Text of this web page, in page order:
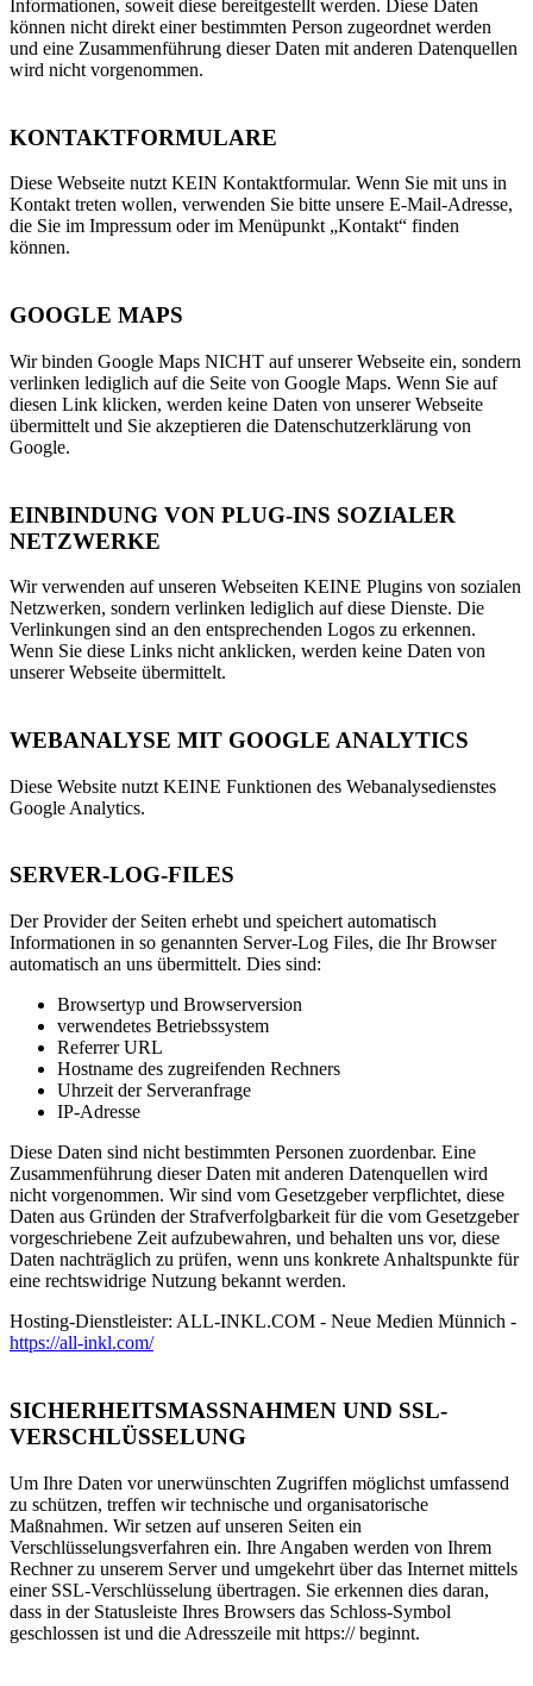
Informationen, soweit diese bereitgestellt werden. Diese Daten
können nicht direkt einer bestimmten Person zugeordnet werden
und eine Zusammenführung dieser Daten mit anderen Datenquellen
wird nicht vorgenommen.
KONTAKTFORMULARE
Diese Webseite nutzt KEIN Kontaktformular. Wenn Sie mit uns in
Kontakt treten wollen, verwenden Sie bitte unsere E-Mail-Adresse,
die Sie im Impressum oder im Menüpunkt „Kontakt“ finden
können.
GOOGLE MAPS
Wir binden Google Maps NICHT auf unserer Webseite ein, sondern
verlinken lediglich auf die Seite von Google Maps. Wenn Sie auf
diesen Link klicken, werden keine Daten von unserer Webseite
übermittelt und Sie akzeptieren die Datenschutzerklärung von
Google.
EINBINDUNG VON PLUG-INS SOZIALER
NETZWERKE
Wir verwenden auf unseren Webseiten KEINE Plugins von sozialen
Netzwerken, sondern verlinken lediglich auf diese Dienste. Die
Verlinkungen sind an den entsprechenden Logos zu erkennen.
Wenn Sie diese Links nicht anklicken, werden keine Daten von
unserer Webseite übermittelt.
WEBANALYSE MIT GOOGLE ANALYTICS
Diese Website nutzt KEINE Funktionen des Webanalysedienstes
Google Analytics.
SERVER-LOG-FILES
Der Provider der Seiten erhebt und speichert automatisch
Informationen in so genannten Server-Log Files, die Ihr Browser
automatisch an uns übermittelt. Dies sind:
Browsertyp und Browserversion
verwendetes Betriebssystem
Referrer URL
Hostname des zugreifenden Rechners
Uhrzeit der Serveranfrage
IP-Adresse
Diese Daten sind nicht bestimmten Personen zuordenbar. Eine
Zusammenführung dieser Daten mit anderen Datenquellen wird
nicht vorgenommen. Wir sind vom Gesetzgeber verpflichtet, diese
Daten aus Gründen der Strafverfolgbarkeit für die vom Gesetzgeber
vorgeschriebene Zeit aufzubewahren, und behalten uns vor, diese
Daten nachträglich zu prüfen, wenn uns konkrete Anhaltspunkte für
eine rechtswidrige Nutzung bekannt werden.
Hosting-Dienstleister: ALL-INKL.COM - Neue Medien Münnich -
https://all-inkl.com/
SICHERHEITSMASSNAHMEN UND SSL-
VERSCHLÜSSELUNG
Um Ihre Daten vor unerwünschten Zugriffen möglichst umfassend
zu schützen, treffen wir technische und organisatorische
Maßnahmen. Wir setzen auf unseren Seiten ein
Verschlüsselungsverfahren ein. Ihre Angaben werden von Ihrem
Rechner zu unserem Server und umgekehrt über das Internet mittels
einer SSL-Verschlüsselung übertragen. Sie erkennen dies daran,
dass in der Statusleiste Ihres Browsers das Schloss-Symbol
geschlossen ist und die Adresszeile mit https:// beginnt.